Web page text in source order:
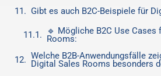
Gibt es auch B2C-Beispiele für
🔹 Mögliche B2C Use Cases
Rooms:
Welche B2B-Anwendungsfälle
Digital Sales Rooms besonders